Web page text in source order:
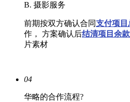
B. 摄影服务
前期按双方确认合同支付项目
作， 方案确认后结清项目余
片素材
04
华略的合作流程?